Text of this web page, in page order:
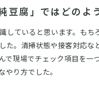
腐」ではどのよ
していると思います。も
た。清掃状態や接客対応
で現場でチェック項目を
り方でした。